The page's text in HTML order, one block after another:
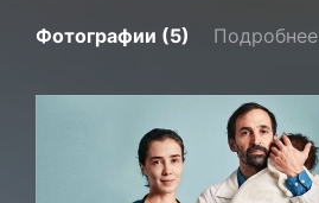
Фотографии (5) Подробнее